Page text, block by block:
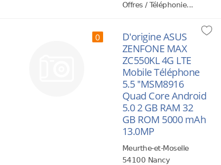
Offres / Téléphonie...
0
D'origine ASUS
ZENFONE MAX
ZC550KL 4G LTE
Mobile Téléphone
5.5 ''MSM8916
Quad Core Android
5.0 2 GB RAM 32
GB ROM 5000 mAh
13.0MP
Meurthe-et-Moselle
54100 Nancy